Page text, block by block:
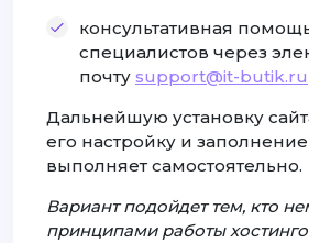
консультативная
специалистов через
почту support@it-butik.ru
Дальнейшую установку
его настройку и
выполняет самостоятельно.
Вариант подойдет тем, кто
принципами работы